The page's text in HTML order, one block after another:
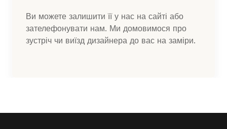
Ви можете залишити її у нас на сайті або
зателефонувати нам. Ми домовимося про
зустріч чи виїзд дизайнера до вас на заміри.